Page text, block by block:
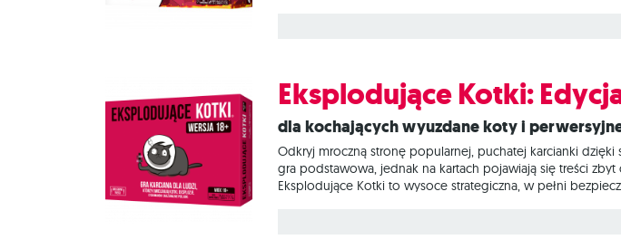
Eksplodujące Kotki:
Dla kochających wyuzdane koty i
Odkryj mroczną stronę popularnej, puchatej karcianki
gra podstawowa, jednak na kartach pojawiają się treści
Eksplodujące Kotki to wysoce strategiczna, w pełni